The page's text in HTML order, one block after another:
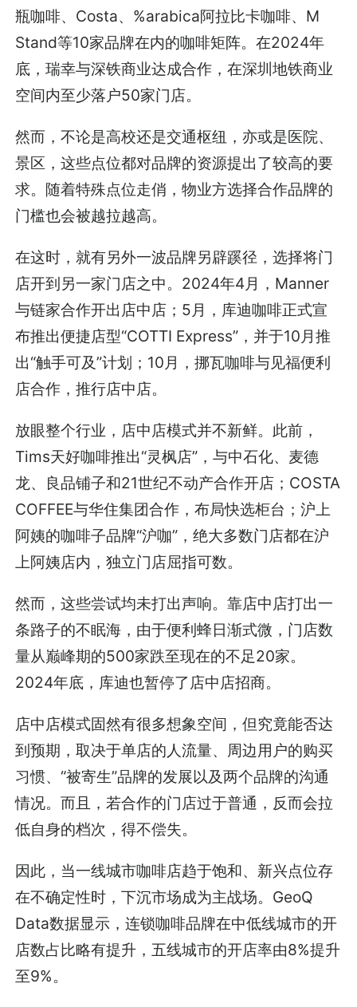
瓶咖啡、Costa、%arabica阿拉比卡咖啡、M
Stand等10家品牌在内的咖啡矩阵。在2024年
底，瑞幸与深铁商业达成合作，在深圳地铁商业
空间内至少落户50家门店。
然而，不论是高校还是交通枢纽，亦或是医院、
景区，这些点位都对品牌的资源提出了较高的要
求。随着特殊点位走俏，物业方选择合作品牌的
门槛也会被越拉越高。
在这时，就有另外一波品牌另辟蹊径，选择将门
店开到另一家门店之中。2024年4月，Manner
与链家合作开出店中店；5月，库迪咖啡正式宣
布推出便捷店型“COTTI Express”，并于10月推
出“触手可及”计划；10月，挪瓦咖啡与见福便利
店合作，推行店中店。
放眼整个行业，店中店模式并不新鲜。此前，
Tims天好咖啡推出“灵枫店”，与中石化、麦德
龙、良品铺子和21世纪不动产合作开店；COSTA
COFFEE与华住集团合作，布局快选柜台；沪上
阿姨的咖啡子品牌“沪咖”，绝大多数门店都在沪
上阿姨店内，独立门店屈指可数。
然而，这些尝试均未打出声响。靠店中店打出一
条路子的不眠海，由于便利蜂日渐式微，门店数
量从巅峰期的500家跌至现在的不足20家。
2024年底，库迪也暂停了店中店招商。
店中店模式固然有很多想象空间，但究竟能否达
到预期，取决于单店的人流量、周边用户的购买
习惯、“被寄生”品牌的发展以及两个品牌的沟通
情况。而且，若合作的门店过于普通，反而会拉
低自身的档次，得不偿失。
因此，当一线城市咖啡店趋于饱和、新兴点位存
在不确定性时，下沉市场成为主战场。GeoQ
Data数据显示，连锁咖啡品牌在中低线城市的开
店数占比略有提升，五线城市的开店率由8%提升
至9%。